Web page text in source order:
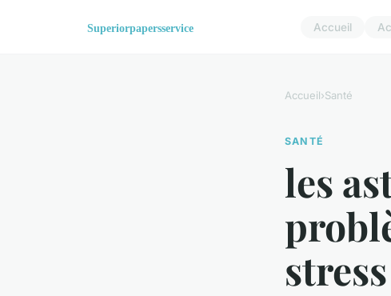
Accueil
Accueil›Santé
SANTÉ
les
stress